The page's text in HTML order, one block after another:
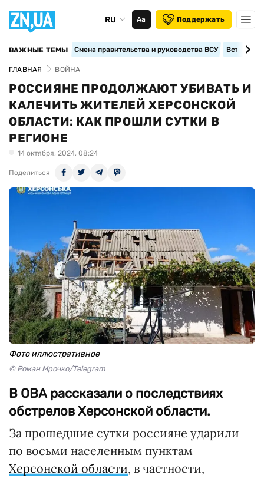
RU Аа Поддержать
ВАЖНЫЕ ТЕМЫ Смена правительства и руководства ВСУ
ГЛАВНАЯ ВОЙНА
РОССИЯНЕ ПРОДОЛЖАЮТ УБИВАТЬ И
КАЛЕЧИТЬ ЖИТЕЛЕЙ ХЕРСОНСКОЙ
ОБЛАСТИ: КАК ПРОШЛИ СУТКИ В
РЕГИОНЕ
14 октября, 2024, 08:24
Поделиться
Фото иллюстративное
© Роман Мрочко/Telegram
В ОВА рассказали о последствиях
обстрелов Херсонской области.
За прошедшие сутки россияне ударили
по восьми населенным пунктам
Херсонской области, в частности,